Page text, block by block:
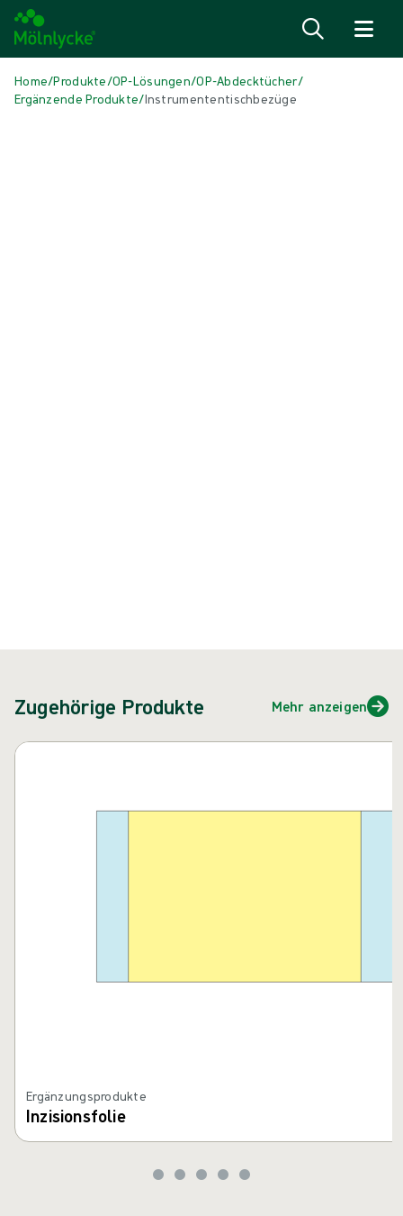
Home/Produkte/OP-Lösungen/OP-Abdecktücher/
Ergänzende Produkte/Instrumententischbezüge
Zugehörige Produkte Mehr anzeigen
Ergänzungsprodukte
Inzisionsfolie